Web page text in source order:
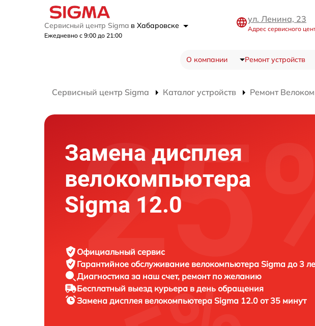
Сервисный центр Sigma в Хабаровске
Ежедневно с 9:00 до 21:00
ул. Ленина, 23
Адрес сервисного
О компании Ремонт устройств
Сервисный центр Sigma Каталог устройств Ремонт
Замена дисплея
велокомпьютера
Sigma 12.0
Официальный сервис
Гарантийное обслуживание велокомпьютера Sigma до 3
Диагностика за наш счет, ремонт по желанию
Бесплатный выезд курьера в день обращения
Замена дисплея велокомпьютера Sigma 12.0 от 35 минут